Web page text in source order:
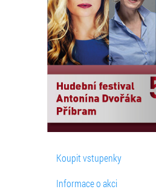
Koupit vstupenky
Informace o akci